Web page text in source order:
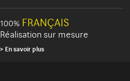
100% FRANÇAIS
Réalisation sur mesure
En savoir plus